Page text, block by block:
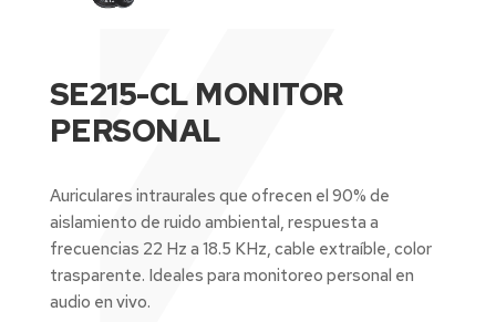
SE215-CL MONITOR
PERSONAL
Auriculares intraurales que ofrecen el 90% de
aislamiento de ruido ambiental, respuesta a
frecuencias 22 Hz a 18.5 KHz, cable extraíble, color
trasparente. Ideales para monitoreo personal en
audio en vivo.